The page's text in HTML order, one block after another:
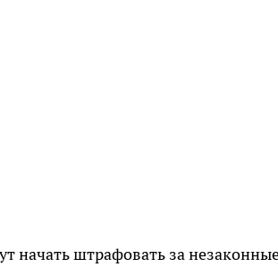
начать штрафовать за